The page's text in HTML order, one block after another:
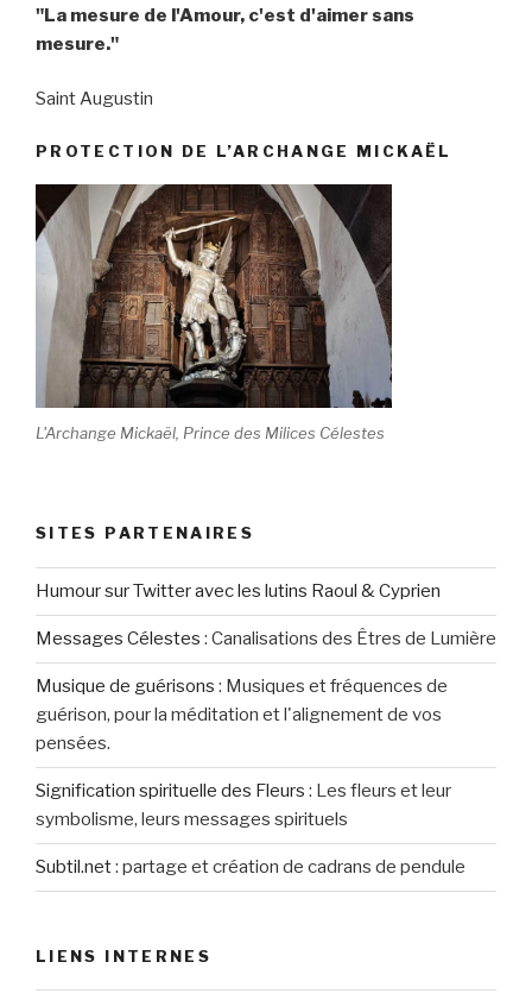
"La mesure de l'Amour, c'est d'aimer sans
mesure."
Saint Augustin
PROTECTION DE L’ARCHANGE MICKAËL
L'Archange Mickaël, Prince des Milices Célestes
SITES PARTENAIRES
Humour sur Twitter avec les lutins Raoul & Cyprien
Messages Célestes : Canalisations des Êtres de Lumière
Musique de guérisons : Musiques et fréquences de
guérison, pour la méditation et l'alignement de vos
pensées.
Signification spirituelle des Fleurs : Les fleurs et leur
symbolisme, leurs messages spirituels
Subtil.net: partage et création de cadrans de pendule
LIENS INTERNES